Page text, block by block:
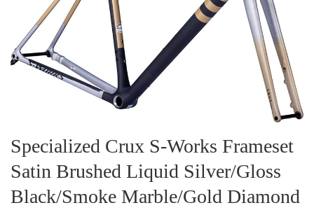
Specialized Crux S-Works Frameset
Satin Brushed Liquid Silver/Gloss
Black/Smoke Marble/Gold Diamond